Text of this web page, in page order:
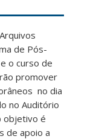
de Pós-
o curso de
promover
no dia
no Auditório
objetivo é
de apoio a